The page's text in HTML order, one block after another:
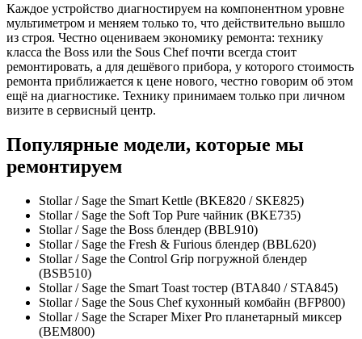
Каждое устройство диагностируем на компонентном уровне
мультиметром и меняем только то, что действительно вышло
из строя. Честно оцениваем экономику ремонта: технику
класса the Boss или the Sous Chef почти всегда стоит
ремонтировать, а для дешёвого прибора, у которого стоимость
ремонта приближается к цене нового, честно говорим об этом
ещё на диагностике. Технику принимаем только при личном
визите в сервисный центр.
Популярные модели, которые мы
ремонтируем
Stollar / Sage the Smart Kettle (BKE820 / SKE825)
Stollar / Sage the Soft Top Pure чайник (BKE735)
Stollar / Sage the Boss блендер (BBL910)
Stollar / Sage the Fresh & Furious блендер (BBL620)
Stollar / Sage the Control Grip погружной блендер
(BSB510)
Stollar / Sage the Smart Toast тостер (BTA840 / STA845)
Stollar / Sage the Sous Chef кухонный комбайн (BFP800)
Stollar / Sage the Scraper Mixer Pro планетарный миксер
(BEM800)